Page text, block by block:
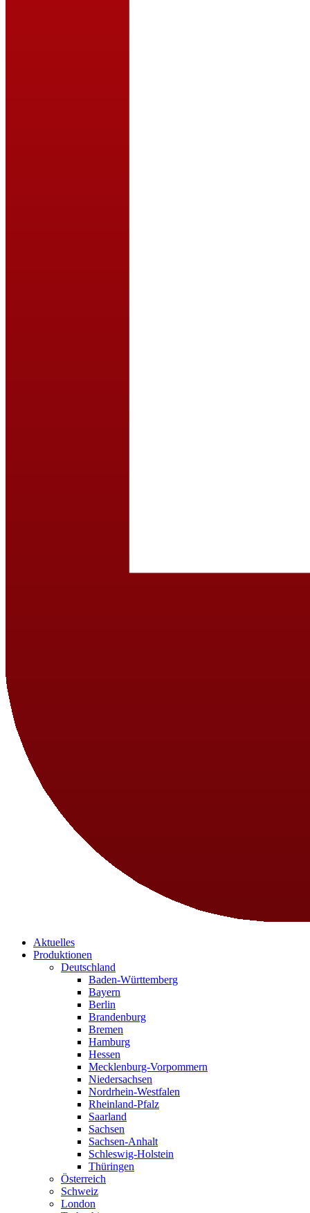
Aktuelles
Produktionen
Deutschland
Baden-Württemberg
Bayern
Berlin
Brandenburg
Bremen
Hamburg
Hessen
Mecklenburg-Vorpommern
Niedersachsen
Nordrhein-Westfalen
Rheinland-Pfalz
Saarland
Sachsen
Sachsen-Anhalt
Schleswig-Holstein
Thüringen
Österreich
Schweiz
London